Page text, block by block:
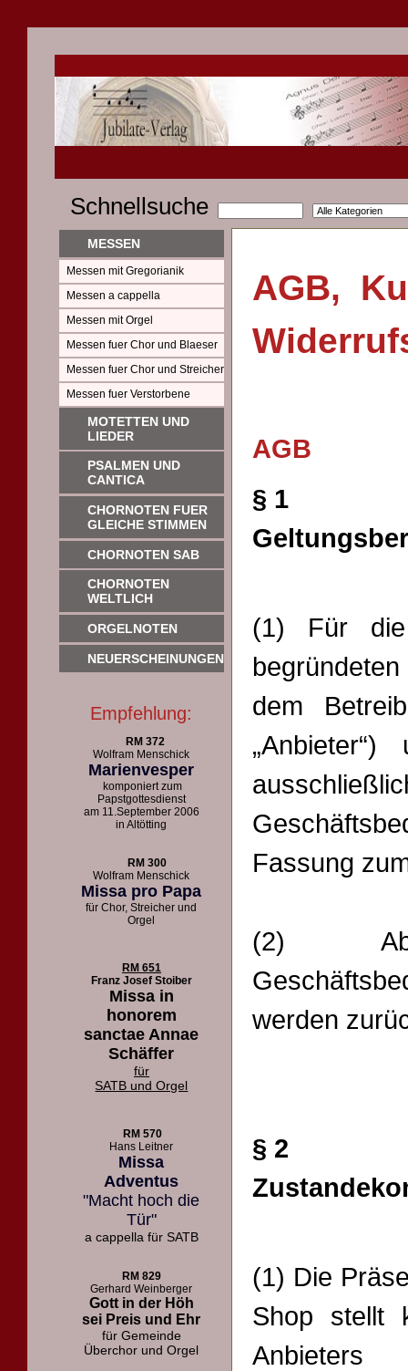
Schnellsuche
MESSEN
Messen mit Gregorianik
Messen a cappella
Messen mit Orgel
Messen fuer Chor und Blaeser
Messen fuer Chor und Streicher
Messen fuer Verstorbene
MOTETTEN UND
LIEDER
PSALMEN UND
CANTICA
CHORNOTEN FUER
GLEICHE STIMMEN
CHORNOTEN SAB
CHORNOTEN
WELTLICH
ORGELNOTEN
NEUERSCHEINUNGEN
Empfehlung:
RM 372
Wolfram Menschick
Marienvesper
komponiert zum
Papstgottesdienst
am 11.September 2006
in Altötting
RM 300
Wolfram Menschick
Missa pro Papa
für Chor, Streicher und
Orgel
RM 651
Franz Josef Stoiber
Missa in
honorem
sanctae Annae
Schäffer
für
SATB und Orgel
RM 570
Hans Leitner
Missa
Adventus
"Macht hoch die
Tür"
a cappella für SATB
RM 829
Gerhard Weinberger
Gott in der Höh
sei Preis und Ehr
für Gemeinde
Überchor und Orgel
AGB,
AGB
§ 1
(1) Für die
dem
Fassung
(2)
werden
§ 2
(1) Die
Shop stellt